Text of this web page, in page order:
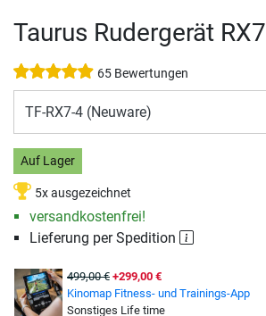
Taurus Rudergerät RX7
65 Bewertungen
TF-RX7-4 (Neuware)
Auf Lager
5x ausgezeichnet
versandkostenfrei!
Lieferung per Spedition
499,00 € +299,00 €
Kinomap Fitness- und Trainings-App
Sonstiges Life time